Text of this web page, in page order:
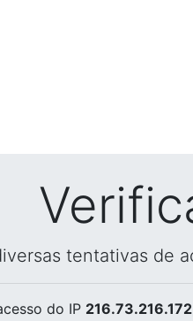
tentativas de
do IP 216.73.216.172